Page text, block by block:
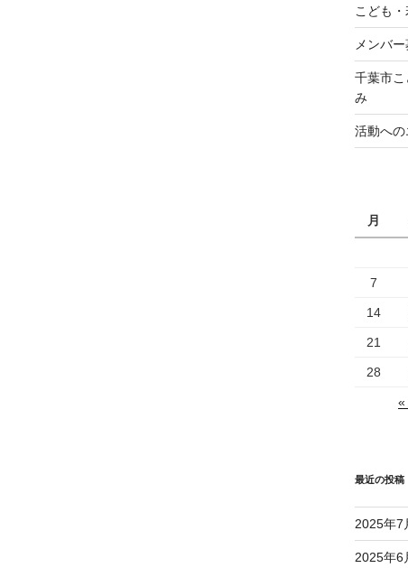
こども
メンバ
千葉市
み
活動へ
月
7
14
21
28
«
最近の投稿
2025年7
2025年6